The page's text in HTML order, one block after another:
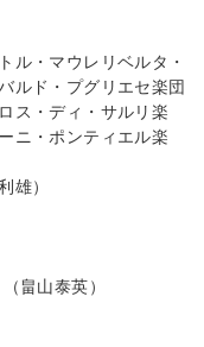
・マウレリベルタ・
ド・プグリエセ楽団
ス・ディ・サルリ楽
・ポンティエル楽
雄）
畠山泰英）